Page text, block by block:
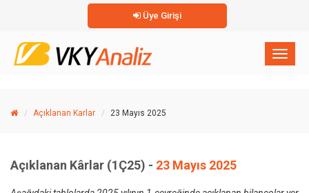
Üye Girişi
×
Açıklanan Karlar 23 Mayıs 2025
Açıklanan Kârlar (1Ç25) - 23 Mayıs 2025